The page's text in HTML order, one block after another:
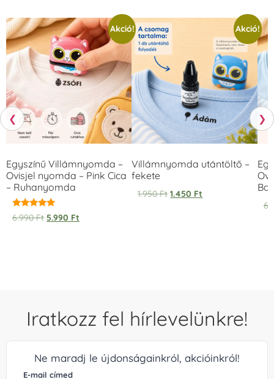
❮
Akció!
Egyszínű Villámnyomda –
Ovisjel nyomda – Pink Cica
– Ruhanyomda
Értékelés:
5.00
6.990Ft 5.990 Ft
Akció!
Villámnyomda utántöltő –
fekete
1.950Ft 1.450 Ft
❯
Iratkozz fel hírlevelünkre!
Ne maradj le újdonságainkról, akcióinkról!
E-mail címed